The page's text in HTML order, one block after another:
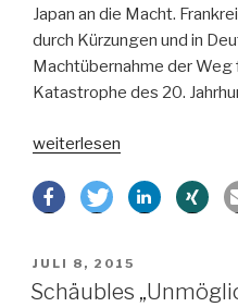
Japan an die Macht.
durch Kürzungen und in
Machtübernahme der Weg
Katastrophe des 20.
„Griechenlandrettung
ein
weiterlesen
VERÖFFENTLICHT
AM
JULI 8, 2015
Schäubles